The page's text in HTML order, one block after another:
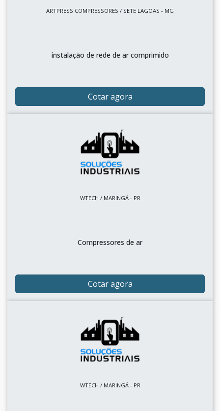
ARTPRESS COMPRESSORES / SETE LAGOAS - MG
instalação de rede de ar comprimido
Cotar agora
WTECH / MARINGÁ - PR
Compressores de ar
Cotar agora
WTECH / MARINGÁ - PR